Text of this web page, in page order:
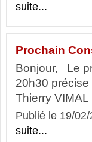
suite...
Prochain
Bonjour, Le
20h30
Thierry VIMAL
Publié le 19/
suite...